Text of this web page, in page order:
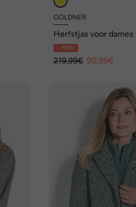
GOLDNER
Herfstjas voor
stiksels in sportieve
- 59%
219,99€ 90,99€